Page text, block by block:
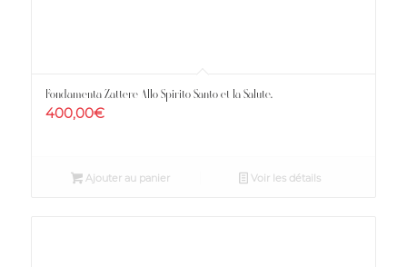
Fondamenta Zattere Allo Spirito Santo et la Salute.
400,00€
Ajouter au panier Voir les détails